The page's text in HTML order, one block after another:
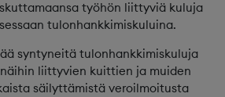
työhön liittyviä kuluja
tulonhankkimiskuluina.
syntyneitä tulonhankkimiskuluja
liittyvien kuittien ja muiden
säilyttämistä veroilmoitusta